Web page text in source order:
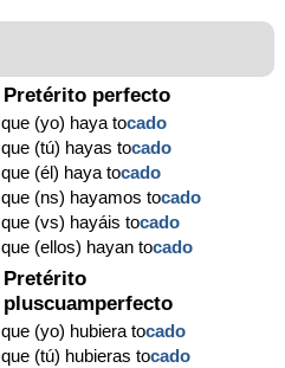
Pretérito perfecto
que (yo) haya tocado
que (tú) hayas tocado
que (él) haya tocado
que (ns) hayamos tocado
que (vs) hayáis tocado
que (ellos) hayan tocado
Pretérito
pluscuamperfecto
que (yo) hubiera tocado
que (tú) hubieras tocado